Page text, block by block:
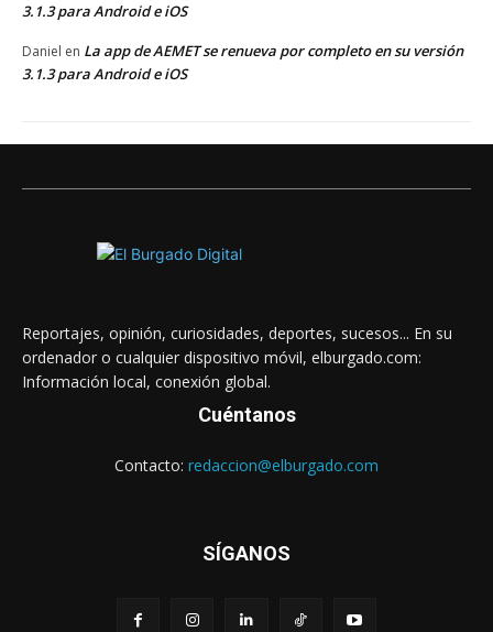
3.1.3 para Android e iOS
Daniel en La app de AEMET se renueva por completo en su versión
3.1.3 para Android e iOS
Reportajes, opinión, curiosidades, deportes, sucesos... En su
ordenador o cualquier dispositivo móvil, elburgado.com:
Información local, conexión global.
Cuéntanos
Contacto: redaccion@elburgado.com
SÍGANOS